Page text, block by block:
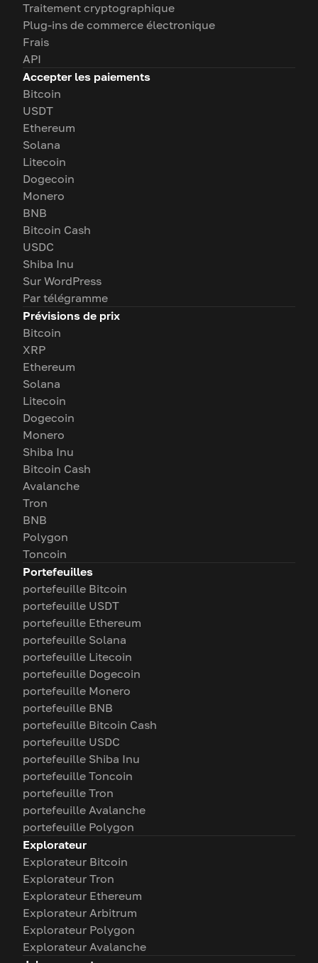
Traitement cryptographique
Plug-ins de commerce électronique
Frais
API
Accepter les paiements
Bitcoin
USDT
Ethereum
Solana
Litecoin
Dogecoin
Monero
BNB
Bitcoin Cash
USDC
Shiba Inu
Sur WordPress
Par télégramme
Prévisions de prix
Bitcoin
XRP
Ethereum
Solana
Litecoin
Dogecoin
Monero
Shiba Inu
Bitcoin Cash
Avalanche
Tron
BNB
Polygon
Toncoin
Portefeuilles
portefeuille Bitcoin
portefeuille USDT
portefeuille Ethereum
portefeuille Solana
portefeuille Litecoin
portefeuille Dogecoin
portefeuille Monero
portefeuille BNB
portefeuille Bitcoin Cash
portefeuille USDC
portefeuille Shiba Inu
portefeuille Toncoin
portefeuille Tron
portefeuille Avalanche
portefeuille Polygon
Explorateur
Explorateur Bitcoin
Explorateur Tron
Explorateur Ethereum
Explorateur Arbitrum
Explorateur Polygon
Explorateur Avalanche